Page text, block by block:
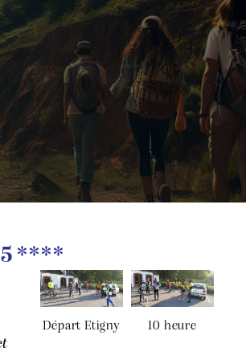
****
Départ Etigny 10 heure